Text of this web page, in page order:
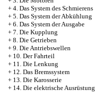
+ 4. Das System des Schmierens
+ 5. Das System der Abkühlung
+ 6. Das System der Ausgabe
+ 7. Die Kupplung
+ 8. Die Getrieben
+ 9. Die Antriebswellen
+ 10. Der Fahrteil
+ 11. Die Lenkung
+ 12. Das Bremssystem
+ 13. Die Karosserie
+ 14. Die elektrische Ausrüstung